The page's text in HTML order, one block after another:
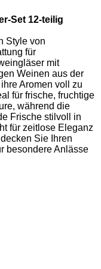
Set 12-teilig
Style von
für
mit
Weinen aus der
Aromen voll zu
für frische, fruchtige
während die
Frische stilvoll in
für zeitlose Eleganz
Sie Ihren
besondere Anlässe